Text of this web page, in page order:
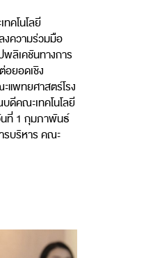
คโนโลยี
งความร่วมมือ
ลิเคชันทางการ
ยอดเชิง
แพทยศาสตร์โรง
ดีคณะเทคโนโลยี
นที่ 1 กุมภาพันธ์
บริหาร คณะ